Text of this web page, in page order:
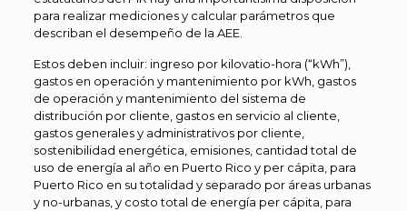
para realizar mediciones y calcular parámetros que
describan el desempeño de la AEE.
Estos deben incluir: ingreso por kilovatio-hora (“kWh”),
gastos en operación y mantenimiento por kWh, gastos
de operación y mantenimiento del sistema de
distribución por cliente, gastos en servicio al cliente,
gastos generales y administrativos por cliente,
sostenibilidad energética, emisiones, cantidad total de
uso de energía al año en Puerto Rico y per cápita, para
Puerto Rico en su totalidad y separado por áreas urbanas
y no-urbanas, y costo total de energía per cápita, para